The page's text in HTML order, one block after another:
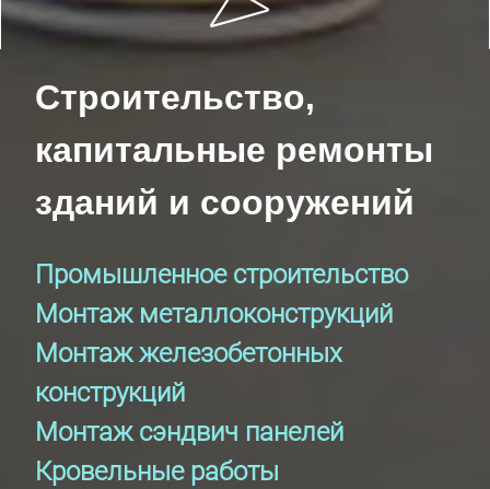
Строительство,
капитальные ремонты
зданий и сооружений
Промышленное строительство
Монтаж металлоконструкций
Монтаж железобетонных
конструкций
Монтаж сэндвич панелей
Кровельные работы